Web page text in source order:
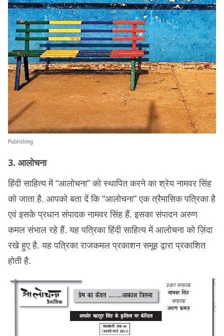
Publishing
3. आलोचना
हिंदी साहित्य में “आलोचना” को स्थापित करने का श्रेय नामवर सिंह
को जाता है. आपको बता दें कि “आलोचना” एक त्रैमासिक पत्रिका है
एवं इसके प्रधान संपादक नामवर सिंह हैं. इसका संपादन अरुण
कमल संभाल रहे हैं. यह पत्रिका हिंदी साहित्य में आलोचना को ज़िंदा
रखे हुए है. यह पत्रिका राजकमल प्रकाशन समूह द्वारा प्रकाशित
होती है.